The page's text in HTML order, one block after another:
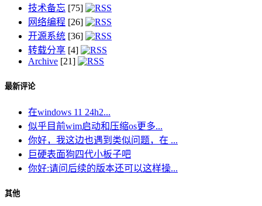
技术备忘 [75]
网络编程 [26]
开源系统 [36]
转载分享 [4]
Archive [21]
最新评论
在windows 11 24h2...
似乎目前wim启动和压缩os更多...
你好，我这边也遇到类似问题，在 ...
巨硬表面狗四代小板子吧
你好:请问后续的版本还可以这样操...
其他